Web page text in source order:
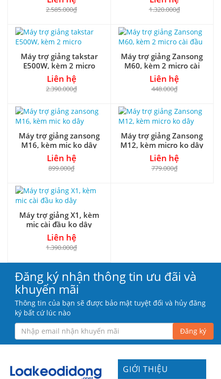
2.585.000₫ 1.320.000₫
Máy trợ giảng takstar
E500W, kèm 2 micro
Liên hệ
2.390.000₫
Máy trợ giảng Zansong
M60, kèm 2 micro cài
đầu
Liên hệ
448.000₫
Máy trợ giảng zansong
M16, kèm mic ko dây
Liên hệ
899.000₫
Máy trợ giảng Zansong
M12, kèm micro ko dây
Liên hệ
779.000₫
Máy trợ giảng X1, kèm
mic cài đầu ko dây
Liên hệ
1.390.000₫
Đăng ký nhận thông tin ưu đãi và
khuyến mãi
Thông tin của bạn sẽ được bảo mật tuyệt đối và hủy đăng
ký bất cứ lúc nào
Đăng ký
GIỚI THIỆU